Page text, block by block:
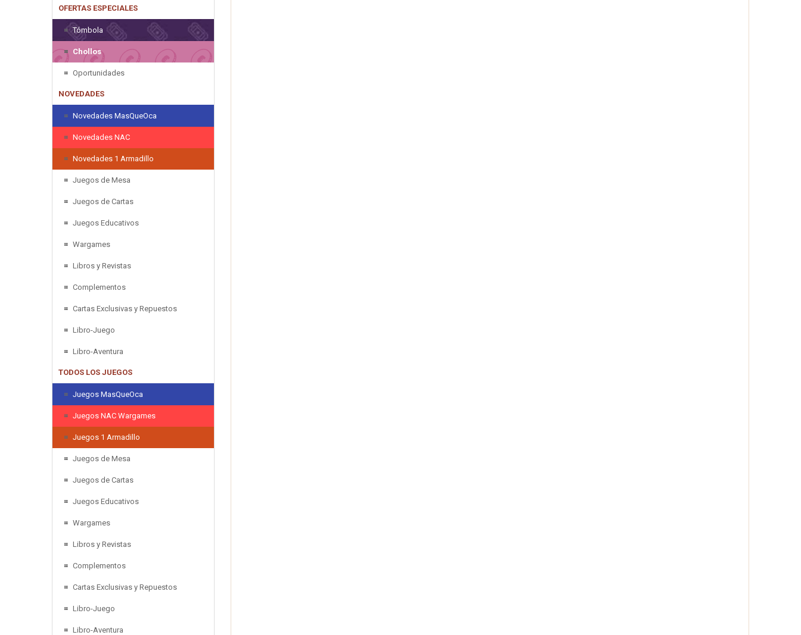
OFERTAS ESPECIALES
Tómbola
Chollos
Oportunidades
NOVEDADES
Novedades MasQueOca
Novedades NAC
Novedades 1 Armadillo
Juegos de Mesa
Juegos de Cartas
Juegos Educativos
Wargames
Libros y Revistas
Complementos
Cartas Exclusivas y Repuestos
Libro-Juego
Libro-Aventura
TODOS LOS JUEGOS
Juegos MasQueOca
Juegos NAC Wargames
Juegos 1 Armadillo
Juegos de Mesa
Juegos de Cartas
Juegos Educativos
Wargames
Libros y Revistas
Complementos
Cartas Exclusivas y Repuestos
Libro-Juego
Libro-Aventura